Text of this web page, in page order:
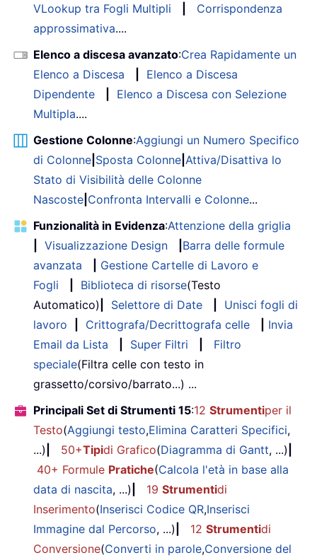
VLookup tra Fogli Multipli
Corrispondenza
approssimativa....
Elenco a discesa avanzato:Crea Rapidamente un
Elenco a Discesa
Elenco a Discesa
Dipendente
Elenco a Discesa con Selezione
Multipla....
Gestione Colonne:Aggiungi un Numero Specifico
di Colonne Sposta Colonne Attiva/Disattiva lo
Stato di Visibilità delle Colonne
Nascoste Confronta Intervalli e Colonne...
Funzionalità in Evidenza:Attenzione della griglia
Visualizzazione Design
Barra delle formule
avanzata
Gestione Cartelle di Lavoro e
Fogli
Biblioteca di risorse(Testo
Automatico)
Selettore di Date
Unisci fogli di
lavoro
Crittografa/Decrittografa celle
Invia
Email da Lista
Super Filtri
Filtro
speciale(Filtra celle con testo in
grassetto/corsivo/barrato...) ...
Principali Set di Strumenti 15:12 Strumentiper il
Testo(Aggiungi testo,Elimina Caratteri Specifici,
...)
50+Tipidi Grafico(Diagramma di Gantt, ...)
40+ Formule Pratiche(Calcola l'età in base alla
data di nascita, ...) 19 Strumentidi
Inserimento(Inserisci Codice QR,Inserisci
Immagine dal Percorso, ...) 12 Strumentidi
Conversione(Converti in parole,Conversione del